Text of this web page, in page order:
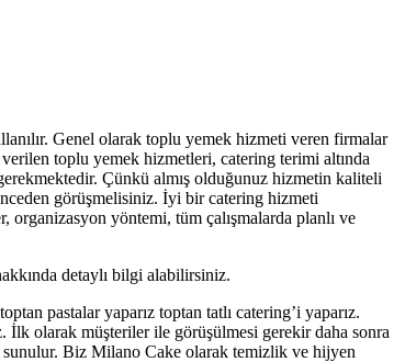
Genel olarak toplu yemek hizmeti veren firmalar
toplu yemek hizmetleri, catering terimi altında
Çünkü almış olduğunuz hizmetin kaliteli
görüşmelisiniz. İyi bir catering hizmeti
yöntemi, tüm çalışmalarda planlı ve
detaylı bilgi alabilirsiniz.
pastalar yaparız toptan tatlı catering’i yaparız.
İlk olarak müşteriler ile görüşülmesi gerekir daha sonra
sunulur. Biz Milano Cake olarak temizlik ve hijyen